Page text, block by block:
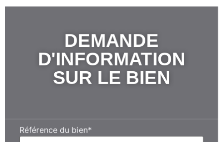
DEMANDE
D'INFORMATION
SUR LE BIEN
Référence du bien*